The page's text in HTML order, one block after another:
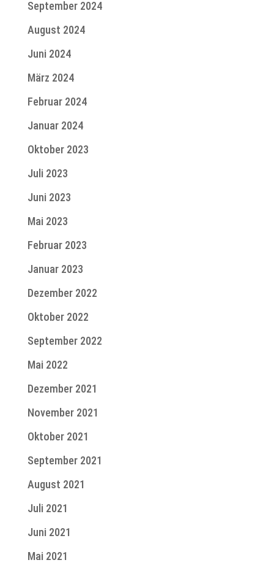
September 2024
August 2024
Juni 2024
März 2024
Februar 2024
Januar 2024
Oktober 2023
Juli 2023
Juni 2023
Mai 2023
Februar 2023
Januar 2023
Dezember 2022
Oktober 2022
September 2022
Mai 2022
Dezember 2021
November 2021
Oktober 2021
September 2021
August 2021
Juli 2021
Juni 2021
Mai 2021